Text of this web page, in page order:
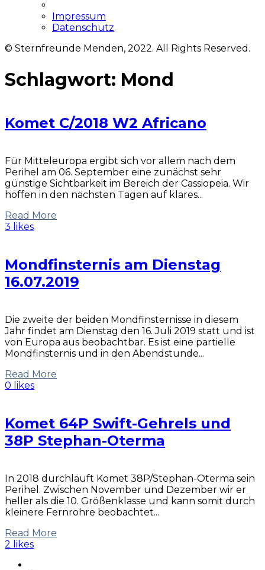
Impressum
Datenschutz
© Sternfreunde Menden, 2022. All Rights Reserved.
Schlagwort: Mond
Komet C/2018 W2 Africano
Für Mitteleuropa ergibt sich vor allem nach dem
Perihel am 06. September eine zunächst sehr
günstige Sichtbarkeit im Bereich der Cassiopeia. Wir
hoffen in den nächsten Tagen auf klares...
Read More
3 likes
Mondfinsternis am Dienstag
16.07.2019
Die zweite der beiden Mondfinsternisse in diesem
Jahr findet am Dienstag den 16. Juli 2019 statt und ist
von Europa aus beobachtbar. Es ist eine partielle
Mondfinsternis und in den Abendstunde...
Read More
0 likes
Komet 64P Swift-Gehrels und
38P Stephan-Oterma
In 2018 durchläuft Komet 38P/Stephan-Oterma sein
Perihel. Zwischen November und Dezember wir er
heller als die 10. Größenklasse und kann somit durch
kleinere Fernrohre beobachtet...
Read More
2 likes